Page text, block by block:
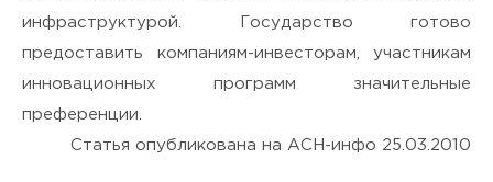
инфраструктурой. Государство готово
предоставить компаниям-инвесторам, участникам
инновационных программ значительные
преференции.
Статья опубликована на АСН-инфо 25.03.2010